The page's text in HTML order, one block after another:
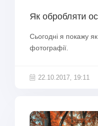
Як обробляти
Сьогодні я покажу
фотографії.
22.10.2017, 19:11